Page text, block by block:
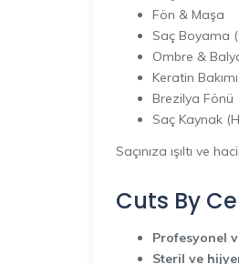
Fön & Maşa
Saç Boyama
Ombre &
Keratin Bakımı
Brezilya Fönü
Saç Kaynak
Saçınıza ışıltı ve
Cuts By
Profesyonel
Steril ve